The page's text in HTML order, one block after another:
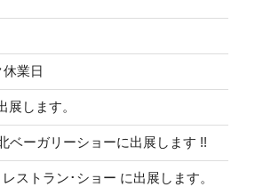
業日
展します。
ベーガリーショーに出展します !!
ストラン･ショー に出展します。